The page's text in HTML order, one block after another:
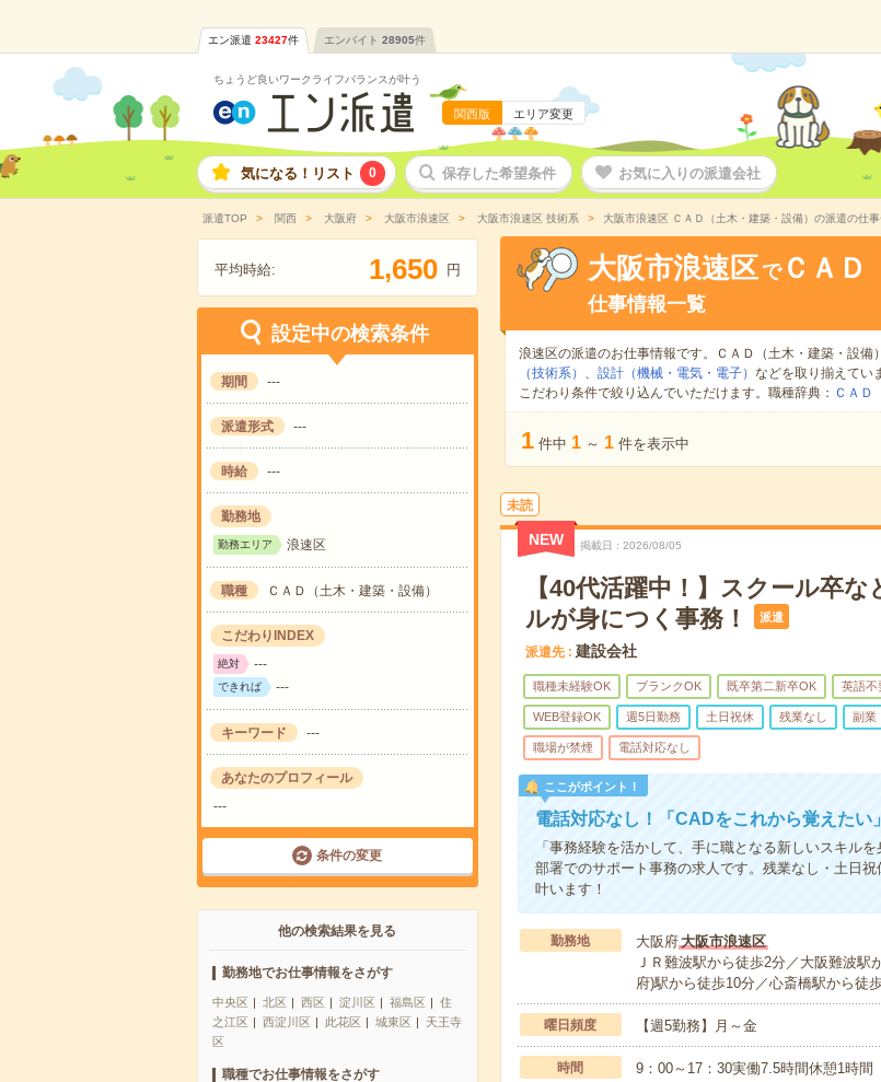
エン派遣 23427件 エンバイト 28905件
ちょうど良いワークライフバランスが叶う
関西版 エリア変更
気になる！リスト 0 保存した希望条件 お気に入りの派遣会社
派遣TOP 関西 大阪府 大阪市浪速区 大阪市浪速区 技術系 大阪市浪速区 ＣＡＤ（土木・建築・設備）の派遣の仕事
平均時給: 1,650 円
設定中の検索条件
期間 ---
派遣形式 ---
時給 ---
勤務地
勤務エリア 浪速区
職種 ＣＡＤ（土木・建築・設備）
こだわりINDEX
絶対 ---
できれば ---
キーワード ---
あなたのプロフィール
---
条件の変更
他の検索結果を見る
勤務地でお仕事情報をさがす
中央区 北区 西区 淀川区 福島区
住
之江区
西淀川区 此花区 城東区
天王寺
区
職種でお仕事情報をさがす
大阪市浪速区 でＣＡＤ
仕事情報一覧
浪速区の派遣のお仕事情報です。ＣＡＤ（土木・建築・設備
（技術系） 、 設計（機械・電気・電子） などを取り揃えてい
こだわり条件で絞り込んでいただけます。職種辞典： ＣＡＤ
1 件中 1 ～ 1 件を表示中
未読
NEW 掲載日 2026/08/05
【40代活躍中！】スクール卒
ルが身につく事務！
派遣
派遣先 建設会社
職種未経験OK ブランクOK 既卒第二新卒OK 英語不
WEB登録OK 週5日勤務 土日祝休 残業なし 副業
職場が禁煙 電話対応なし
ここがポイント！
電話対応なし！「CADをこれから覚えたい
「事務経験を活かして、手に職となる新しいスキル
部署でのサポート事務の求人です。残業なし・土日
叶います！
勤務地 大阪府大阪市浪速区
ＪＲ難波駅から徒歩2分／大阪難波駅
府)駅から徒歩10分／心斎橋駅から徒
曜日頻度 【週5勤務】月～金
時間 9：00～17：30実働7.5時間休憩1時間